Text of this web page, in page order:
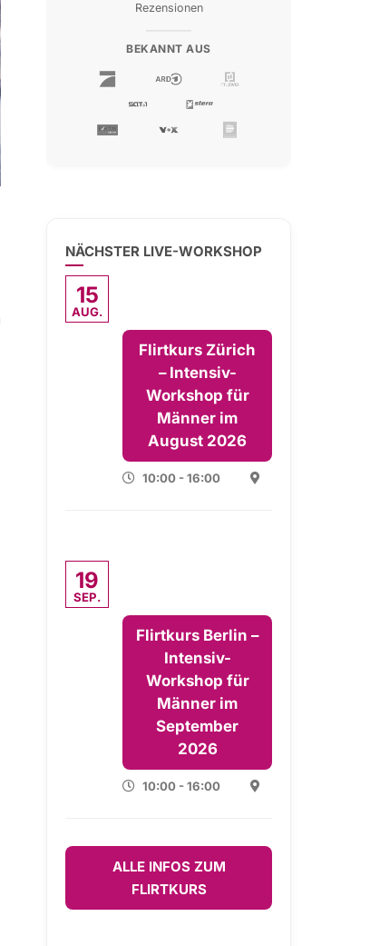
Rezensionen
BEKANNT AUS
NÄCHSTER LIVE-WORKSHOP
15
AUG.
Flirtkurs Zürich
– Intensiv-
Workshop für
Männer im
August 2026
10:00 - 16:00
19
SEP.
Flirtkurs Berlin –
Intensiv-
Workshop für
Männer im
September
2026
10:00 - 16:00
ALLE INFOS ZUM
FLIRTKURS